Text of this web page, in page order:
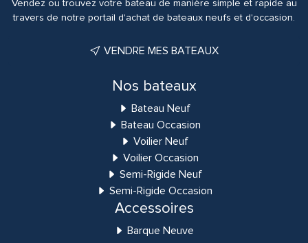
Vendez ou trouvez votre bateau de manière simple et rapide au
travers de notre portail d'achat de bateaux neufs et d'occasion.
VENDRE MES BATEAUX
Nos bateaux
Bateau Neuf
Bateau Occasion
Voilier Neuf
Voilier Occasion
Semi-Rigide Neuf
Semi-Rigide Occasion
Accessoires
Barque Neuve